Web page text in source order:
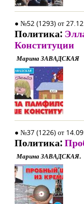
● №52 (1293) от
Политика:
Конституции
Марина ЗАВАДСКАЯ
● №37 (1226) от
Политика:
Марина ЗАВАДСКАЯ.